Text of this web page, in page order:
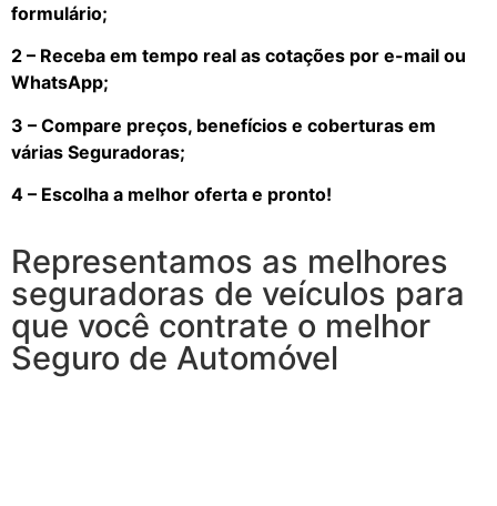
formulário;
2 – Receba em tempo real as cotações por e-mail ou
WhatsApp;
3 – Compare preços, benefícios e coberturas em
várias Seguradoras;
4 – Escolha a melhor oferta e pronto!
Representamos as melhores
seguradoras de veículos para
que você contrate o melhor
Seguro de Automóvel